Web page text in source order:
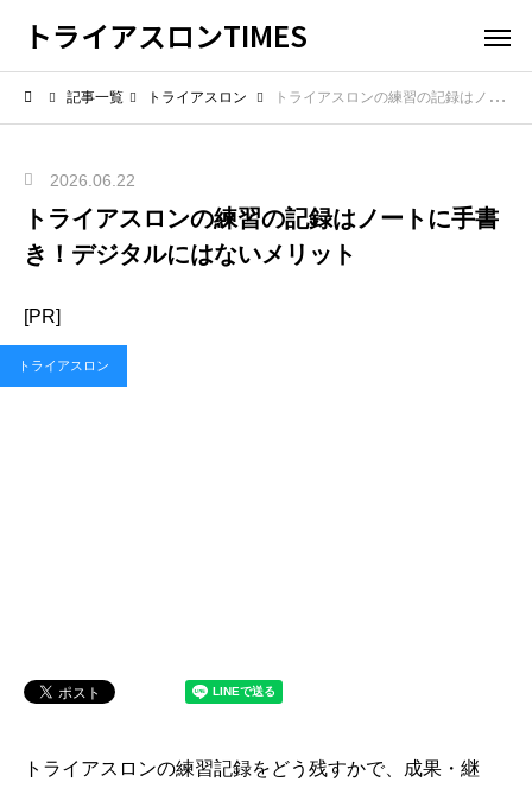
トライアスロンTIMES
記事一覧 トライアスロン トライアスロンの練習の記録はノートに手書き！デジタルにはないメリット
2026.06.22
トライアスロンの練習の記録はノートに手書
き！デジタルにはないメリット
[PR]
トライアスロン
トライアスロンの練習記録をどう残すかで、成果・継